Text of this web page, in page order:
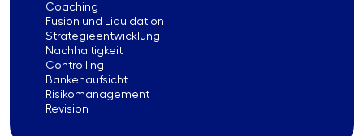
Coaching
Fusion und Liquidation
Strategieentwicklung
Nachhaltigkeit
Controlling
Bankenaufsicht
Risikomanagement
Revision